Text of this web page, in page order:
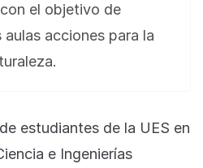
el objetivo de
acciones para la
estudiantes de la UES en
e Ingenierías
BLOG
del gobernador
Durazo se esperan